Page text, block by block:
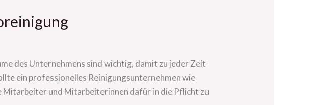
des Unternehmens sind wichtig, damit zu jeder Zeit
ein professionelles Reinigungsunternehmen wie
Mitarbeiter und Mitarbeiterinnen dafür in die Pflicht zu